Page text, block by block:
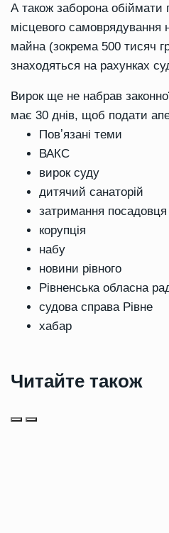
А також заборона обіймати
місцевого самоврядування
майна (зокрема 500 тисяч
знаходяться на рахунках
Вирок ще не набрав
має 30 днів, щоб подати
Повʼязані теми
ВАКС
вирок суду
дитячий санаторій
затримання посадовця
корупція
набу
новини рівного
Рівненська обласна
судова справа Рівне
хабар
Читайте також